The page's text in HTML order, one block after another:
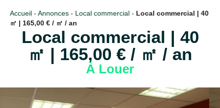
Accueil - Annonces - Local commercial - Local commercial | 40
㎡ | 165,00 € / ㎡ / an
Local commercial | 40
㎡ | 165,00 € / ㎡ / an
À Louer